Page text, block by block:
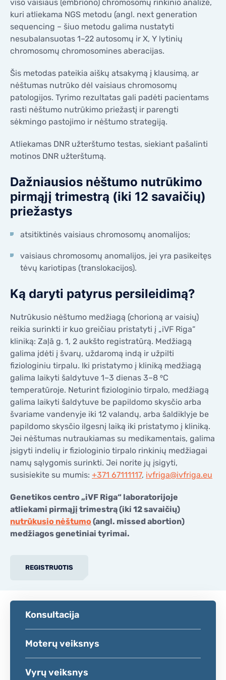
KONTAKTAI
viso vaisiaus (embriono) chromosomų rinkinio analizė,
kuri atliekama NGS metodu (angl. next generation
sequencing – šiuo metodu galima nustatyti
nesubalansuotas 1–22 autosomų ir X, Y lytinių
chromosomų chromosomines aberacijas.
Šis metodas pateikia aiškų atsakymą į klausimą, ar
nėštumas nutrūko dėl vaisiaus chromosomų
patologijos. Tyrimo rezultatas gali padėti pacientams
rasti nėštumo nutrūkimo priežastį ir parengti
sėkmingo pastojimo ir nėštumo strategiją.
Atliekamas DNR užterštumo testas, siekiant pašalinti
motinos DNR užterštumą.
Dažniausios nėštumo nutrūkimo
pirmąjį trimestrą (iki 12 savaičių)
priežastys
atsitiktinės vaisiaus chromosomų anomalijos;
vaisiaus chromosomų anomalijos, jei yra pasikeitęs
tėvų kariotipas (translokacijos).
Ką daryti patyrus persileidimą?
Nutrūkusio nėštumo medžiagą (chorioną ar vaisių)
reikia surinkti ir kuo greičiau pristatyti į „iVF Riga“
kliniką: Zaļā g. 1, 2 aukšto registratūrą. Medžiagą
galima įdėti į švarų, uždaromą indą ir užpilti
fiziologiniu tirpalu. Iki pristatymo į kliniką medžiagą
galima laikyti šaldytuve 1–3 dienas 3–8 ⁰C
temperatūroje. Neturint fiziologinio tirpalo, medžiagą
galima laikyti šaldytuve be papildomo skysčio arba
švariame vandenyje iki 12 valandų, arba šaldiklyje be
papildomo skysčio ilgesnį laiką iki pristatymo į kliniką.
Jei nėštumas nutraukiamas su medikamentais, galima
įsigyti indelių ir fiziologinio tirpalo rinkinių medžiagai
namų sąlygomis surinkti. Jei norite jų įsigyti,
susisiekite su mumis: +371 67111117, ivfriga@ivfriga.eu
Genetikos centro „iVF Riga“ laboratorijoje
atliekami pirmąjį trimestrą (iki 12 savaičių)
nutrūkusio nėštumo(angl. missed abortion)
medžiagos genetiniai tyrimai.
REGISTRUOTIS
Konsultacija
Moterų veiksnys
Vyrų veiksnys